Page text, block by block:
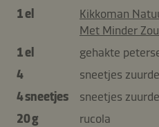
1 el
Kikkoman
Met Minder
1 el
gehakte
4
sneetjes
4 sneetjes
sneetjes
20 g
rucola